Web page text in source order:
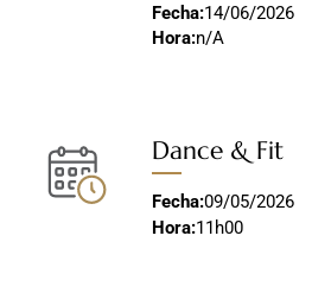
Fecha:14/06/2026
Hora:n/A
Dance & Fit
Fecha:09/05/2026
Hora:11h00